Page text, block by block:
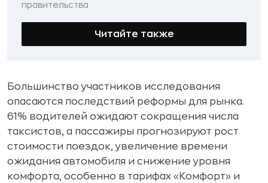
правительства
Читайте также
Большинство участников исследования
опасаются последствий реформы для рынка.
61% водителей ожидают сокращения числа
таксистов, а пассажиры прогнозируют рост
стоимости поездок, увеличение времени
ожидания автомобиля и снижение уровня
комфорта, особенно в тарифах «Комфорт» и